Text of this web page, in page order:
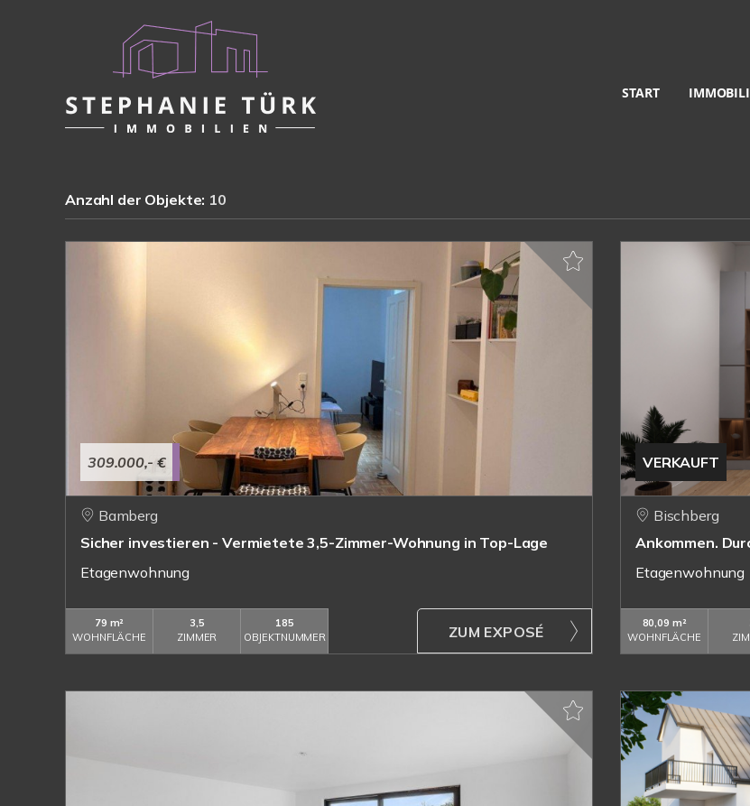
START
Anzahl der Objekte: 10
309.000,- €
Bamberg
Sicher investieren - Vermietete 3,5-Zimmer-Wohnung in Top-Lage
Etagenwohnung
79 m²
WOHNFLÄCHE
3,5
ZIMMER
185
OBJEKTNUMMER
ZUM EXPOSÉ
VERKAUFT
Bischberg
Ankommen.
Etagenwohnung
80,09 m²
WOHNFLÄCHE